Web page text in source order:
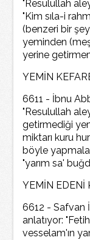
"Resulullah
"Kim sıla-i
(benzeri bir
yeminden
yerine
YEMİN
6611 - İbnu
"Resulullah
getirmediği
miktarı kuru
böyle
"yarım sa'
YEMİN EDENİ
6612 - Safvan
anlatıyor:
vesselam'ın